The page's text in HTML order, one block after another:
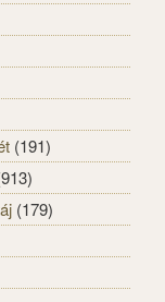
(191)
(179)